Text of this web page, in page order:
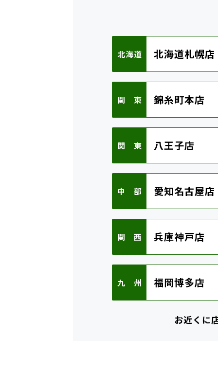
北海道 北海道札幌店
関 東 錦糸町本店
関 東 八王子店
中 部 愛知名古屋店
関 西 兵庫神戸店
九 州 福岡博多店
お近くに